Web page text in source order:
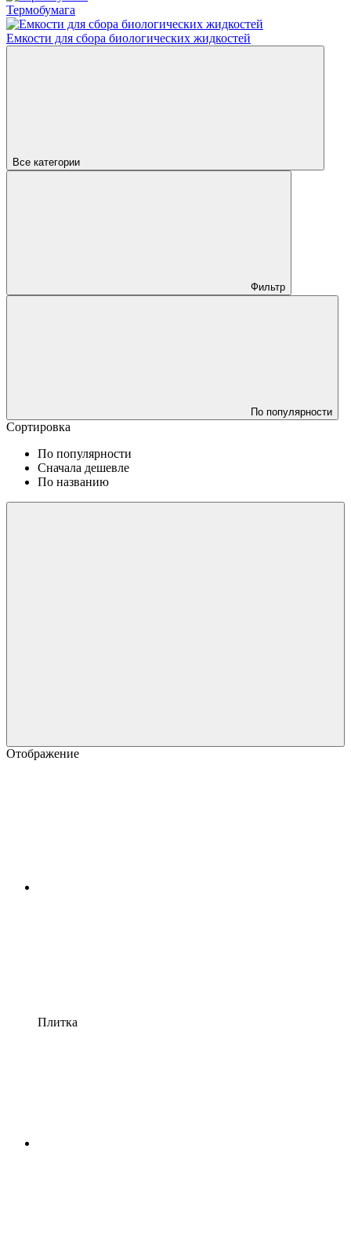
Термобумага
Емкости для сбора биологических жидкостей
Все категории
Фильтр
По популярности
Сортировка
По популярности
Сначала дешевле
По названию
Отображение
Плитка